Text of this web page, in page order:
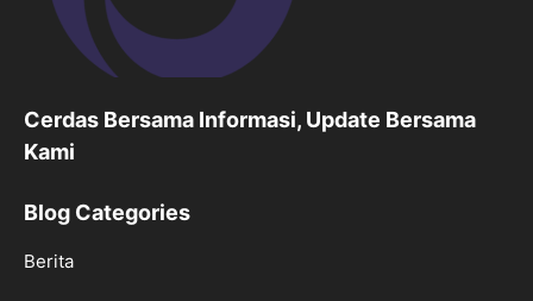
Cerdas Bersama Informasi, Update Bersama
Kami
Blog Categories
Berita